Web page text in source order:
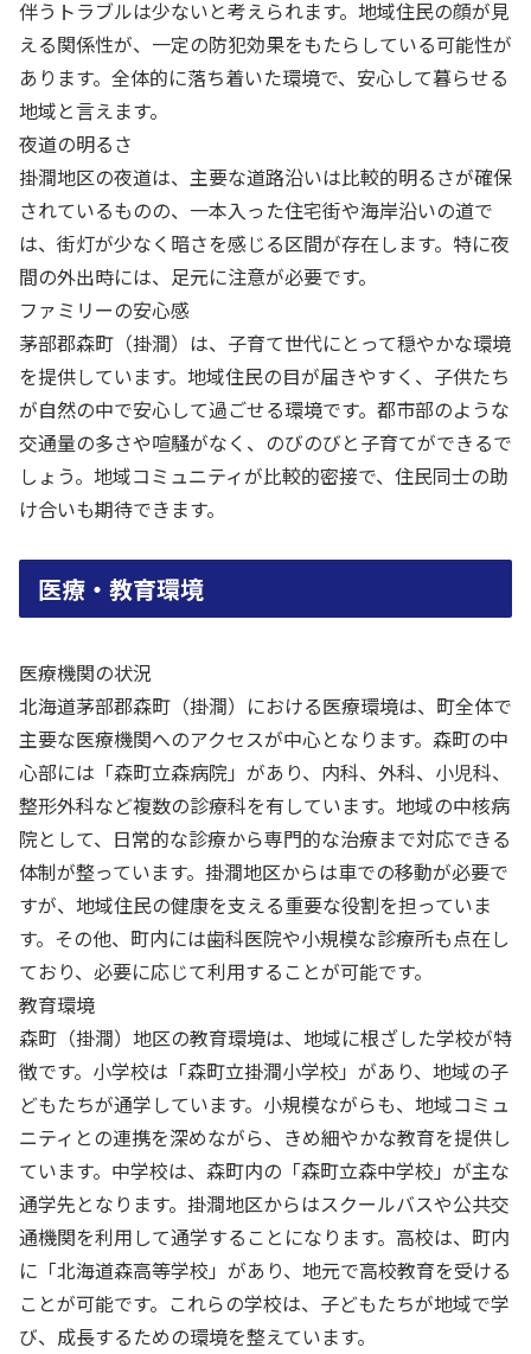
伴うトラブルは少ないと考えられます。地域住民の顔が見
える関係性が、一定の防犯効果をもたらしている可能性が
あります。全体的に落ち着いた環境で、安心して暮らせる
地域と言えます。
夜道の明るさ
掛澗地区の夜道は、主要な道路沿いは比較的明るさが確保
されているものの、一本入った住宅街や海岸沿いの道で
は、街灯が少なく暗さを感じる区間が存在します。特に夜
間の外出時には、足元に注意が必要です。
ファミリーの安心感
茅部郡森町（掛澗）は、子育て世代にとって穏やかな環境
を提供しています。地域住民の目が届きやすく、子供たち
が自然の中で安心して過ごせる環境です。都市部のような
交通量の多さや喧騒がなく、のびのびと子育てができるで
しょう。地域コミュニティが比較的密接で、住民同士の助
け合いも期待できます。
医療・教育環境
医療機関の状況
北海道茅部郡森町（掛澗）における医療環境は、町全体で
主要な医療機関へのアクセスが中心となります。森町の中
心部には「森町立森病院」があり、内科、外科、小児科、
整形外科など複数の診療科を有しています。地域の中核病
院として、日常的な診療から専門的な治療まで対応できる
体制が整っています。掛澗地区からは車での移動が必要で
すが、地域住民の健康を支える重要な役割を担っていま
す。その他、町内には歯科医院や小規模な診療所も点在し
ており、必要に応じて利用することが可能です。
教育環境
森町（掛澗）地区の教育環境は、地域に根ざした学校が特
徴です。小学校は「森町立掛澗小学校」があり、地域の子
どもたちが通学しています。小規模ながらも、地域コミュ
ニティとの連携を深めながら、きめ細やかな教育を提供し
ています。中学校は、森町内の「森町立森中学校」が主な
通学先となります。掛澗地区からはスクールバスや公共交
通機関を利用して通学することになります。高校は、町内
に「北海道森高等学校」があり、地元で高校教育を受ける
ことが可能です。これらの学校は、子どもたちが地域で学
び、成長するための環境を整えています。